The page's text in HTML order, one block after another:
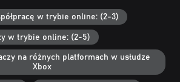
w trybie online: (2-3)
w trybie online: (2-5)
na różnych platformach w usłudze
Xbox